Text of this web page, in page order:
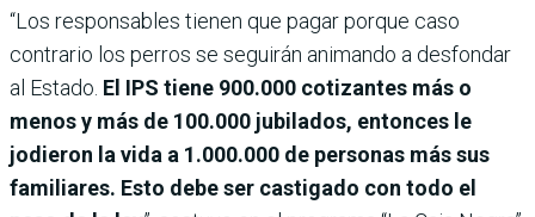
“Los responsables tienen que pagar porque caso
contrario los perros se seguirán animando a desfondar
al Estado. El IPS tiene 900.000 cotizantes más o
menos y más de 100.000 jubilados, entonces le
jodieron la vida a 1.000.000 de personas más sus
familiares. Esto debe ser castigado con todo el